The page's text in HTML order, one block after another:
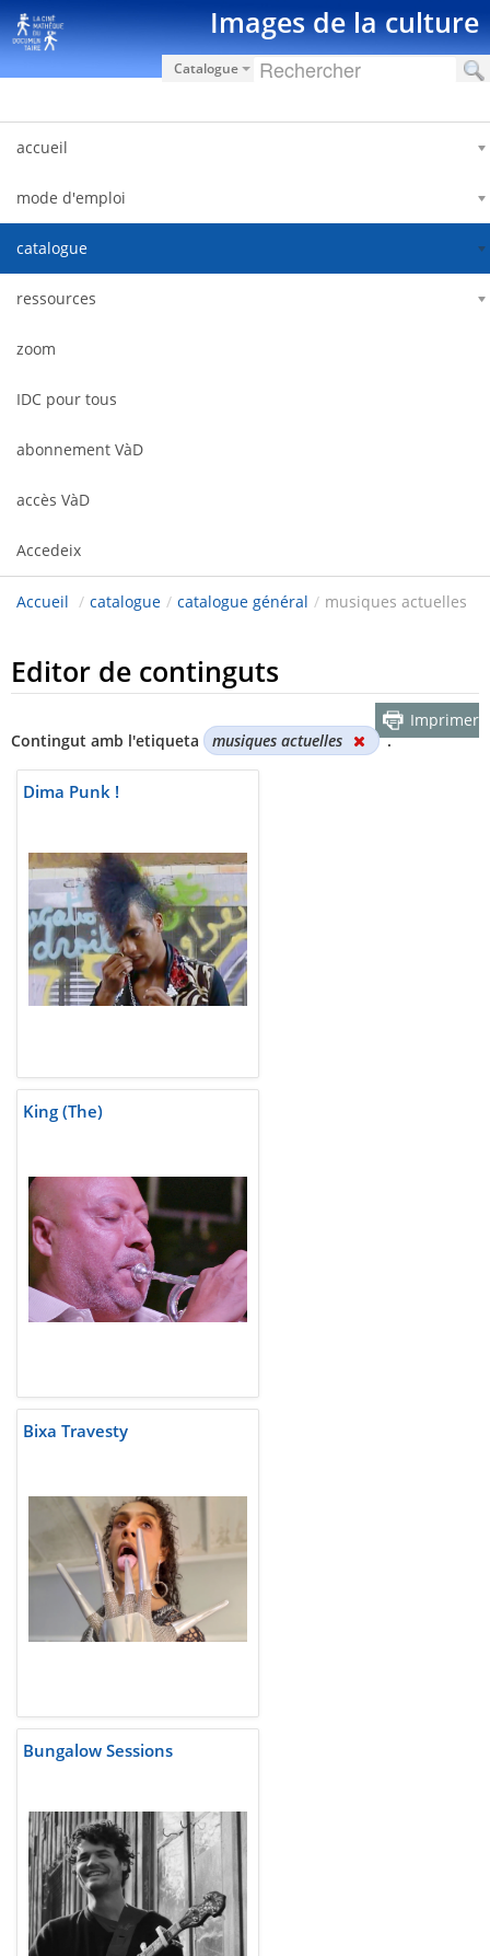
Salta al contigut Images de la culture
Catalogue
accueil
mode d'emploi
catalogue
ressources
zoom
IDC pour tous
abonnement VàD
accès VàD
Accedeix
Accueil / catalogue / catalogue général / musiques actuelles
Editor de continguts
Contingut amb l'etiqueta musiques actuelles .
Imprimer
Dima Punk !
King (The)
Bixa Travesty
Bungalow Sessions